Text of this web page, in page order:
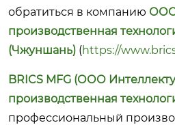
обратиться в компанию ООО
производственная
(Чжуншань) (https://
BRICS MFG (ООО
производственная
профессиональный